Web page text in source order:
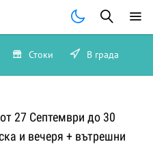
Стоки В града
27 Септември до 30
и вечеря + вътрешни